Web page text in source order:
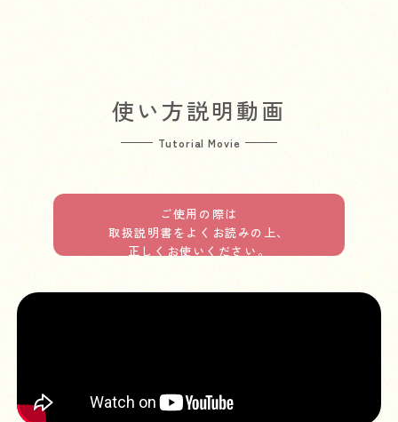
使い方説明動画
Tutorial Movie
ご使用の際は
取扱説明書をよくお読みの上、
正しくお使いください。